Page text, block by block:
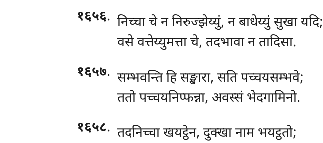
१६५६. निच्चा चे न निरुज्झेय्युं, न बाधेय्युं सुखा यदि;
वसे वत्तेय्युमत्ता चे, तदभावा न तादिसा.
१६५७. सम्भवन्ति हि सङ्खारा, सति पच्चयसम्भवे;
ततो पच्चयनिप्फन्ना, अवस्सं भेदगामिनो.
१६५८. तदनिच्चा खयट्ठेन, दुक्खा नाम भयट्ठतो;